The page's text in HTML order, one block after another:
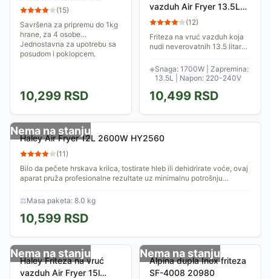
(15)
Savršena za pripremu do 1kg
hrane, za 4 osobe
Jednostavna za upotrebu sa
posudom i poklopcem.
10,299 RSD
vazduh Air Fryer 13.5L
HY2550 (12)
Friteza na vruć vazduh koja
nudi neverovatnih 13.5 litara
providnim vratima, možete
pratiti kako se vaše omiljeno
◈Snaga: 1700W | Zapremina:
13.5L | Napon: 220-240V
10,499 RSD
Nema na stanju
Haley Air Fryer 12L 2600W HY2560
(11)
Bilo da pečete hrskava krilca, tostirate hleb ili dehidrirate voće, ovaj
aparat pruža profesionalne rezultate uz minimalnu potrošnju
⚖Masa paketa: 8.0 kg
10,599 RSD
Nema na stanju
Haley Friteza na vruć
vazduh Air Fryer 15l
Nema na stanju
Alpina dupla Inox friteza
SF-4008 20980